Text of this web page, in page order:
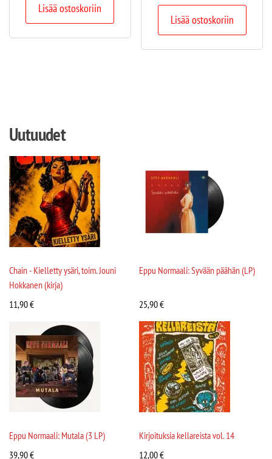
Lisää ostoskoriin
Lisää ostoskoriin
Uutuudet
Chain - Kielletty ysäri, toim. Jouni
Hokkanen (kirja)
11,90€
Eppu Normaali: Syvään päähän (LP)
25,90€
Eppu Normaali: Mutala (3 LP)
39,90€
Kirjoituksia kellareista vol. 14
12,00€